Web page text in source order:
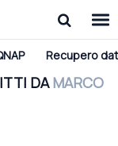
Recupero
DAMARCO